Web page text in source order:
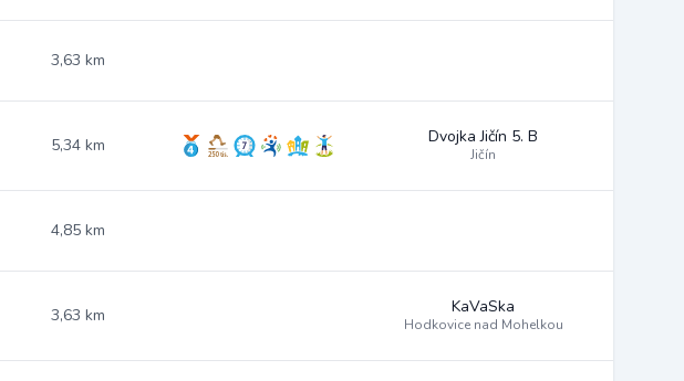
3,63 km
5,34 km Dvojka Jičín 5. B
Jičín
4,85 km
3,63 km KaVaSka
Hodkovice nad Mohelkou